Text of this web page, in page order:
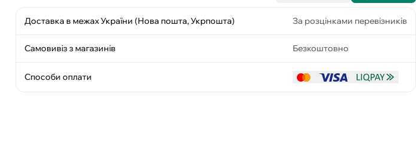
Доставка в межах України (Нова пошта, Укрпошта) За розцінками перевізників
Самовивіз з магазинів Безкоштовно
Способи оплати